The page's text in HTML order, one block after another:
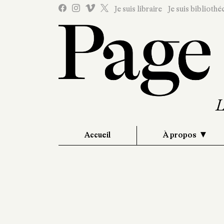
Je suis libraire Je suis
Accueil À propos